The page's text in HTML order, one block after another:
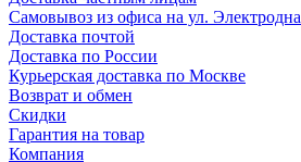
Самовывоз из офиса на ул.
Доставка почтой
Доставка по России
Курьерская доставка по Москве
Возврат и обмен
Скидки
Гарантия на товар
Компания